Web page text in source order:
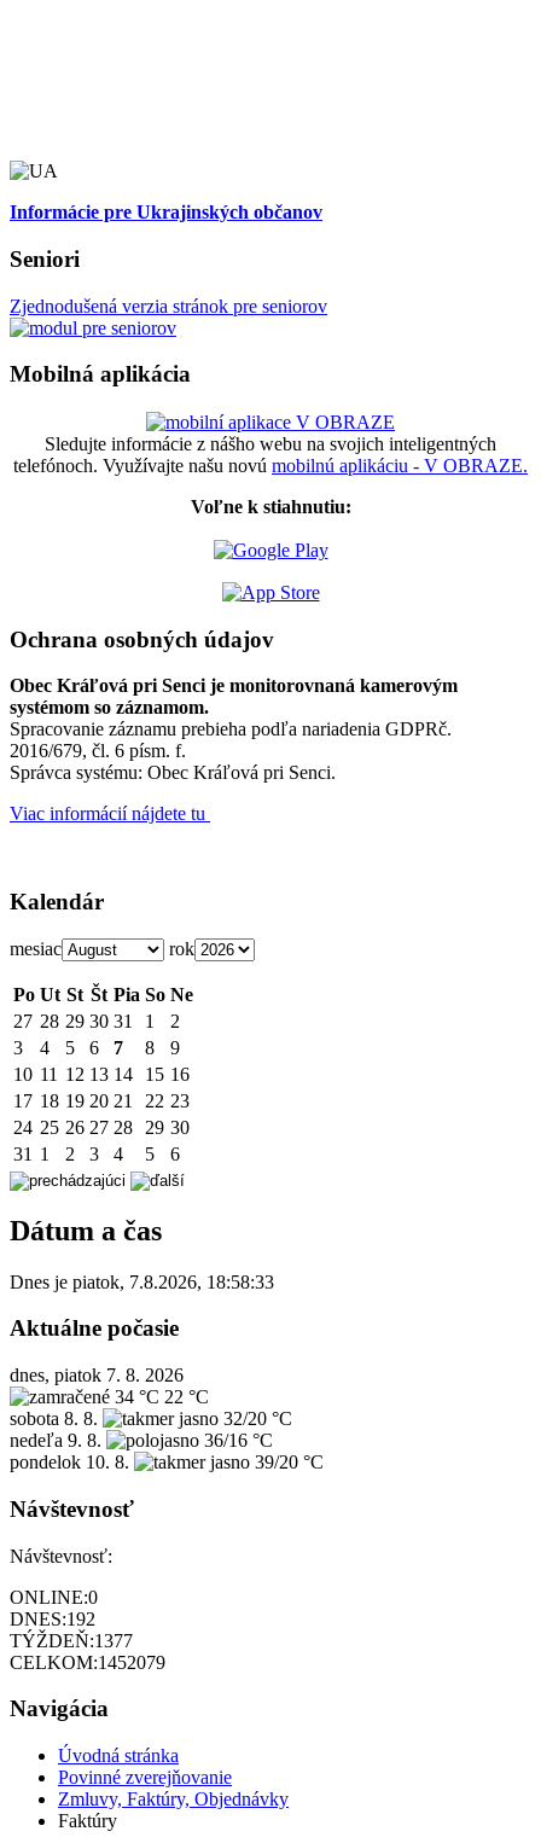
Informácie pre Ukrajinských občanov
Seniori
Zjednodušená verzia stránok pre seniorov
Mobilná aplikácia
Sledujte informácie z nášho webu na svojich inteligentných
telefónoch. Využívajte našu novú mobilnú aplikáciu - V OBRAZE.
Voľne k stiahnutiu:
Ochrana osobných údajov
Obec Kráľová pri Senci je monitorovnaná kamerovým
systémom so záznamom.
Spracovanie záznamu prebieha podľa nariadenia GDPRč.
2016/679, čl. 6 písm. f.
Správca systému: Obec Kráľová pri Senci.
Viac informácií nájdete tu
Kalendár
mesiac rok
Po Ut St Št Pia So Ne
27 28 29 30 31 1
2
3
4 5 6 7 8
9
10 11 12 13 14 15 16
17 18 19 20 21 22 23
24 25 26 27 28 29 30
31 1 2 3 4 5 6
Dátum a čas
Dnes je piatok, 7.8.2026, 18:58:33
Aktuálne počasie
dnes, piatok 7. 8. 2026
34 °C 22 °C
sobota 8. 8.
32/20 °C
nedeľa 9. 8.
36/16 °C
pondelok 10. 8. 39/20 °C
Návštevnosť
Návštevnosť:
ONLINE:0
DNES:192
TÝŽDEŇ:1377
CELKOM:1452079
Navigácia
Úvodná stránka
Povinné zverejňovanie
Zmluvy, Faktúry, Objednávky
Faktúry